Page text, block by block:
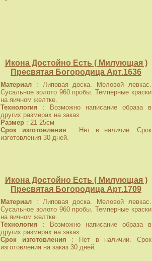
Икона Достойно Есть ( Милующая )
Пресвятая Богородица Арт.1636
Материал : Липовая доска. Меловой левкас.
Сусальное золото 960 пробы. Темперные краски
на яичном желтке.
Технология : Возможно написание образа в
других размерах на заказ.
Размер : 21-25см
Срок изготовления : Нет в наличии. Срок
изготовления 30 дней.
Икона Достойно Есть ( Милующая )
Пресвятая Богородица Арт.1709
Материал : Липовая доска. Меловой левкас.
Сусальное золото 960 пробы. Темперные краски
на яичном желтке.
Технология : Возможно написание образа в
других размерах на заказ.
Срок изготовления : Нет в наличии. Срок
изготовления на заказ 30 дней.